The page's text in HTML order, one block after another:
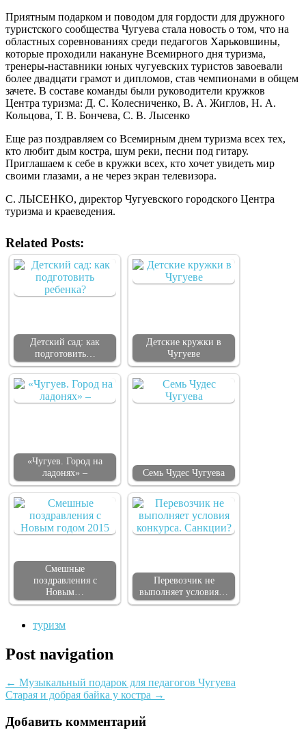
Приятным подарком и поводом для гордости для дружного
туристского сообщества Чугуева стала новость о том, что на
областных соревнованиях среди педагогов Харьковшины,
которые проходили накануне Всемирного дня туризма,
тренеры-наставники юных чугуевских туристов завоевали
более двадцати грамот и дипломов, став чемпионами в общем
зачете. В составе команды были руководители кружков
Центра туризма: Д. С. Колесниченко, В. А. Жиглов, Н. А.
Кольцова, Т. В. Бончева, С. В. Лысенко
Еще раз поздравляем со Всемирным днем туризма всех тех,
кто любит дым костра, шум реки, песни под гитару.
Приглашаем к себе в кружки всех, кто хочет увидеть мир
своими глазами, а не через экран телевизора.
С. ЛЫСЕНКО, директор Чугуевского городского Центра
туризма и краеведения.
Related Posts:
Детский сад: как
подготовить…
Детские кружки в
Чугуеве
«Чугуев. Город на
ладонях» –
Семь Чудес Чугуева
Смешные
поздравления с
Новым…
Перевозчик не
выполняет условия…
туризм
Post navigation
← Музыкальный подарок для педагогов Чугуева
Старая и добрая байка у костра →
Добавить комментарий